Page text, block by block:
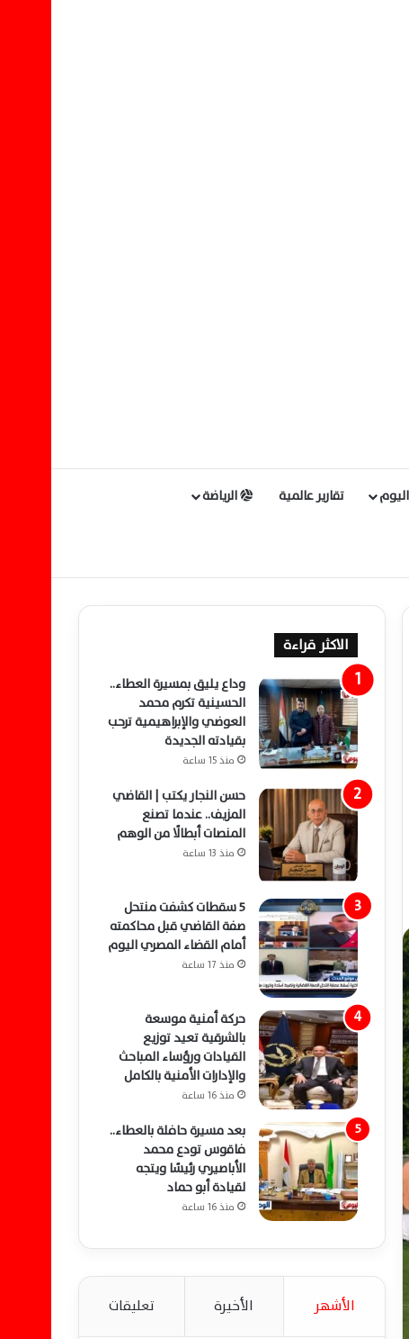
تقارير عالمية الرياضة
الاكثر قراءة
وداع يليق بمسيرة العطاء..
الحسينية تكرم محمد
العوضي والإبراهيمية ترحب
بقيادته الجديدة
منذ 15 ساعة
حسن النجار يكتب | القاضي
المزيف.. عندما تصنع
المنصات أبطالًا من الوهم
منذ 13 ساعة
5 سقطات كشفت منتحل
صفة القاضي قبل محاكمته
أمام القضاء المصري اليوم
منذ 17 ساعة
حركة أمنية موسعة
بالشرقية تعيد توزيع
القيادات ورؤساء المباحث
والإدارات الأمنية بالكامل
منذ 16 ساعة
بعد مسيرة حافلة بالعطاء..
فاقوس تودع محمد
الأباصيري رئيسًا ويتجه
لقيادة أبو حماد
منذ 16 ساعة
الأشهر الأخيرة تعليقات